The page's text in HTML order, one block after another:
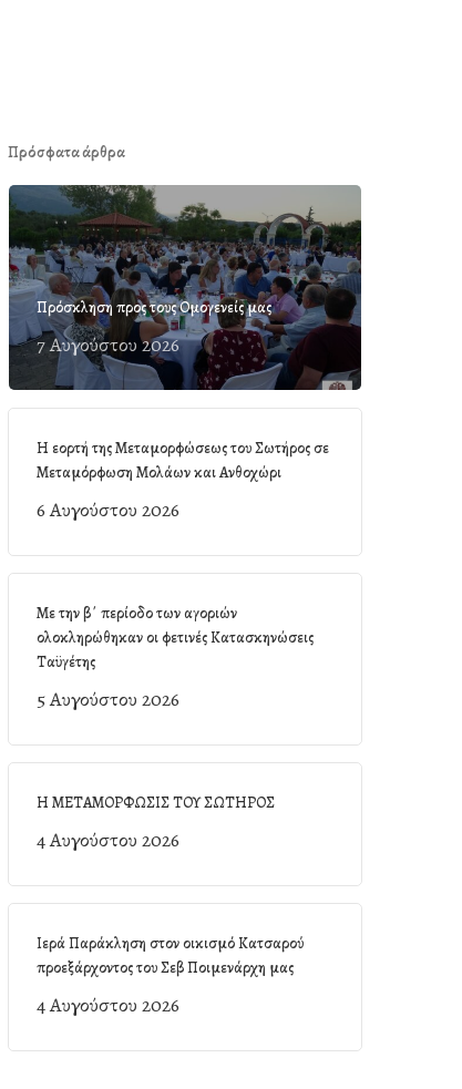
Πρόσφατα άρθρα
Πρόσκληση προς τους Ομογενείς μας
7 Αυγούστου 2026
Η εορτή της Μεταμορφώσεως του Σωτήρος σε
Μεταμόρφωση Μολάων και Ανθοχώρι
6 Αυγούστου 2026
Με την β΄ περίοδο των αγοριών
ολοκληρώθηκαν οι φετινές Κατασκηνώσεις
Ταϋγέτης
5 Αυγούστου 2026
Η ΜΕΤΑΜΟΡΦΩΣΙΣ ΤΟΥ ΣΩΤΗΡΟΣ
4 Αυγούστου 2026
Ιερά Παράκληση στον οικισμό Κατσαρού
προεξάρχοντος του Σεβ Ποιμενάρχη μας
4 Αυγούστου 2026